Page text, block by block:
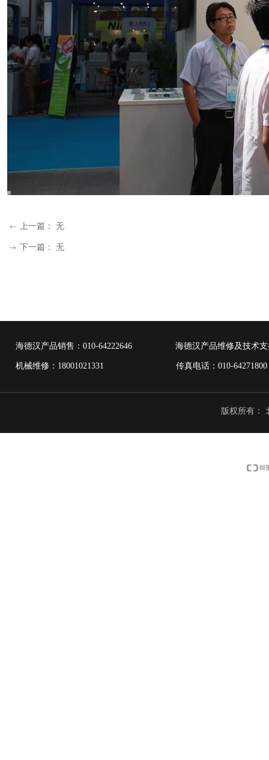
ꂃ 上一篇： 无
ꁹ 下一篇： 无
海德汉产品销售： 010-64222646 海德汉产品维修及技术
机械维修：18001021331 传真电话：
版权所有：